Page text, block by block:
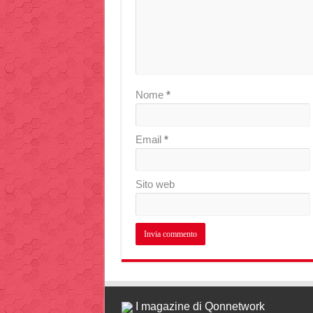
Nome *
Email *
Sito web
I magazine di Qonnetwork